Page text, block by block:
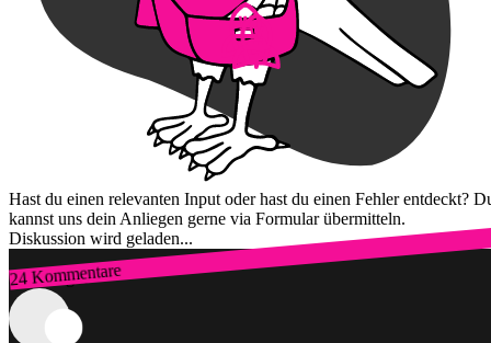
Hast du einen relevanten Input oder hast du einen Fehler entdeckt?
kannst uns dein Anliegen gerne via Formular übermitteln.
Diskussion wird geladen...
24 Kommentare
Zum Login